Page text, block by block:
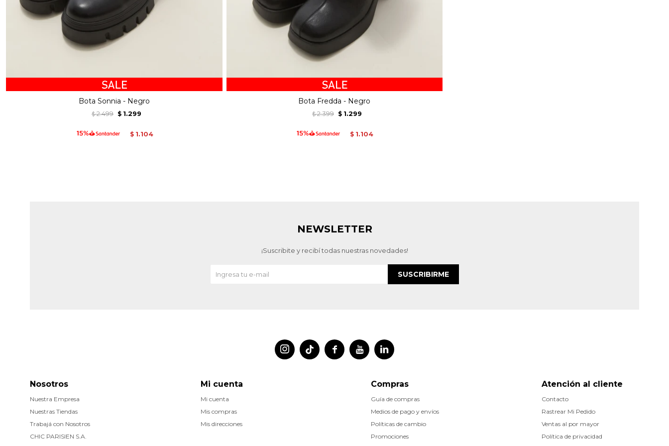
Bota Sonnia - Negro
$ 2.499 $ 1.299
$ 1.104
Bota Fredda - Negro
$ 2.399 $ 1.299
$ 1.104
 
 
Atención al cliente
Contacto
Rastrear Mi Pedido
Ventas al por mayor
Política de privacidad
Nosotros
Nuestra Empresa
Nuestras Tiendas
Trabajá con Nosotros
CHIC PARISIEN S.A.
Compras
Guía de compras
Medios de pago y envíos
Políticas de cambio
Promociones
Mi cuenta
Mi cuenta
Mis compras
Mis direcciones
NEWSLETTER
¡Suscribite y recibí todas nuestras novedades!
SUSCRIBIRME